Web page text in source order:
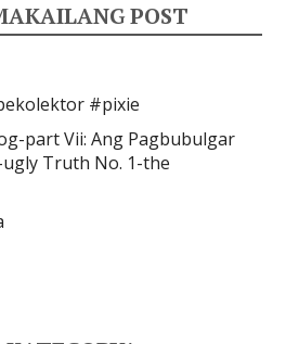
POST
#pixie
part Vii: Ang Pagbubulgar
Truth No. 1-the